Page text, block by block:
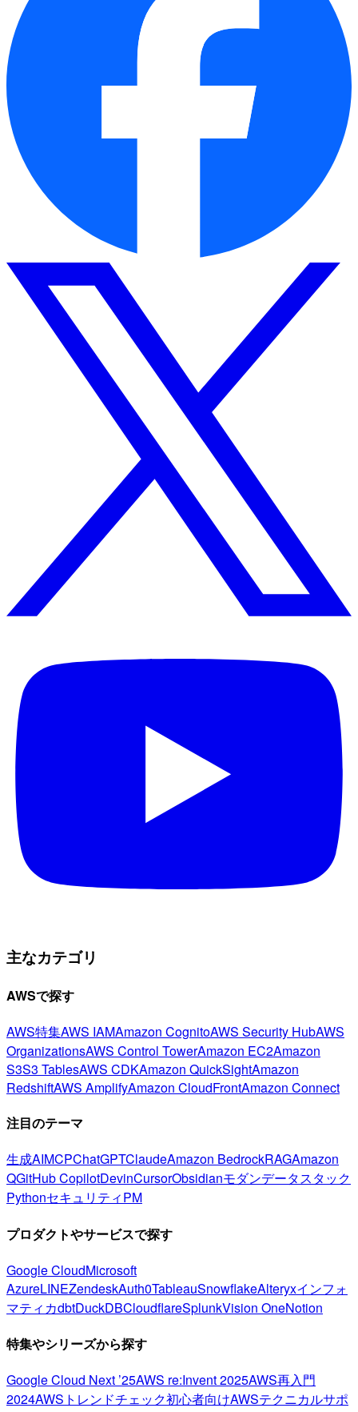
主なカテゴリ
AWSで探す
AWS特集AWS IAMAmazon CognitoAWS Security HubAWS
OrganizationsAWS Control TowerAmazon EC2Amazon
S3S3 TablesAWS CDKAmazon QuickSightAmazon
RedshiftAWS AmplifyAmazon CloudFrontAmazon Connect
注目のテーマ
生成AIMCPChatGPTClaudeAmazon BedrockRAGAmazon
QGitHub CopilotDevinCursorObsidianモダンデータスタック
PythonセキュリティPM
プロダクトやサービスで探す
Google CloudMicrosoft
AzureLINEZendeskAuth0TableauSnowflakeAlteryxインフォ
マティカdbtDuckDBCloudflareSplunkVision OneNotion
特集やシリーズから探す
Google Cloud Next ’25AWS re:Invent 2025AWS再入門
2024AWSトレンドチェック初心者向けAWSテクニカルサポ